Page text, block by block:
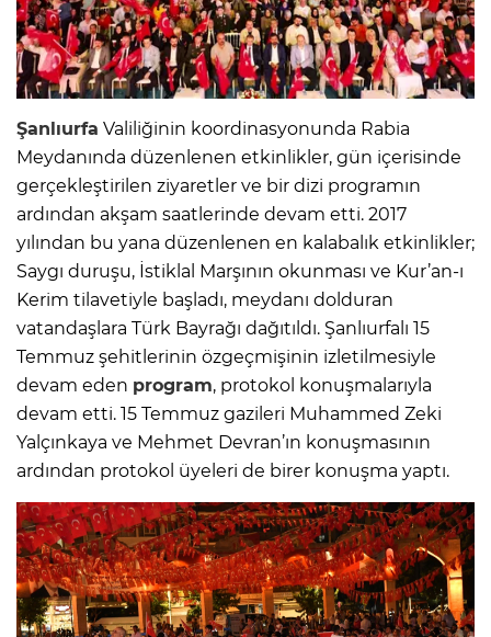
Şanlıurfa Valiliğinin koordinasyonunda Rabia
Meydanında düzenlenen etkinlikler, gün içerisinde
gerçekleştirilen ziyaretler ve bir dizi programın
ardından akşam saatlerinde devam etti. 2017
yılından bu yana düzenlenen en kalabalık etkinlikler;
Saygı duruşu, İstiklal Marşının okunması ve Kur’an-ı
Kerim tilavetiyle başladı, meydanı dolduran
vatandaşlara Türk Bayrağı dağıtıldı. Şanlıurfalı 15
Temmuz şehitlerinin özgeçmişinin izletilmesiyle
devam eden program, protokol konuşmalarıyla
devam etti. 15 Temmuz gazileri Muhammed Zeki
Yalçınkaya ve Mehmet Devran’ın konuşmasının
ardından protokol üyeleri de birer konuşma yaptı.